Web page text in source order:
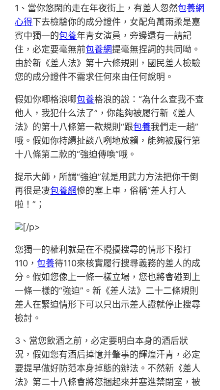
1、當你悠閑的走在年夜街上，有差人忽然包養網
心得下去檢驗你的成分證件，女配角萬雨柔是嘉
賓中獨一的包養年青女演員，旁邊還有一請記
住，必定要毫無前包養網提毫無捏詞的共同呦。
由於新《差人法》第十六條規則，國民差人檢驗
您的成分證件不需求任何來由任何說明。
假如你唧格浪唧包養格浪的說：“為什么查我不查
他人，我犯什么法了”，你能夠被履行新《差人
法》的第十八條第一款規則“跟包養我們走一趟”
哦。假如你持續扯談八咧地放賴，能夠被履行第
十八條第二款的“強迫傳喚”哦。
提示大師，所謂“強迫”就是用武力方法把你干倒
再很是凄包養網慘的塞上車，俗稱“差人打人
啦！”；
[/p>
您獨一的權利就是在不攪擾搜尋的情形下撥打
110，包養待110來核實履行搜尋義務的差人的成
分。假如您像上一條一樣立場，您也將會碰到上
一條一樣的“強迫”。新《差人法》二十二條規則
差人在緊迫情形下可以只出示差人證就停止搜尋
檢討。
3、當您飲酒之前，必定要明白本身的酒后狀
況，假如您有酒后掉憶并肇事的輝煌汗青，必定
要提早做好防范本身掉態的辦法。不然新《差人
法》第二十八條會將您捆起來并塞進禁閉室，被